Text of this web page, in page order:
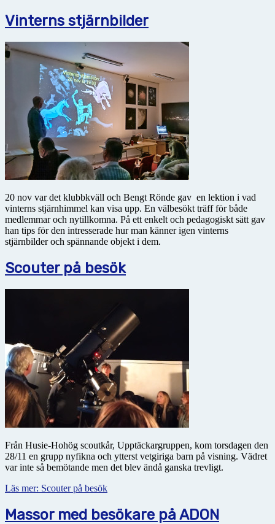
Vinterns stjärnbilder
20 nov var det klubbkväll och Bengt Rönde gav en lektion i vad
vinterns stjärnhimmel kan visa upp. En välbesökt träff för både
medlemmar och nytillkomna. På ett enkelt och pedagogiskt sätt gav
han tips för den intresserade hur man känner igen vinterns
stjärnbilder och spännande objekt i dem.
Scouter på besök
Från Husie-Hohög scoutkår, Upptäckargruppen, kom torsdagen den
28/11 en grupp nyfikna och ytterst vetgiriga barn på visning. Vädret
var inte så bemötande men det blev ändå ganska trevligt.
Läs mer: Scouter på besök
Massor med besökare på ADON